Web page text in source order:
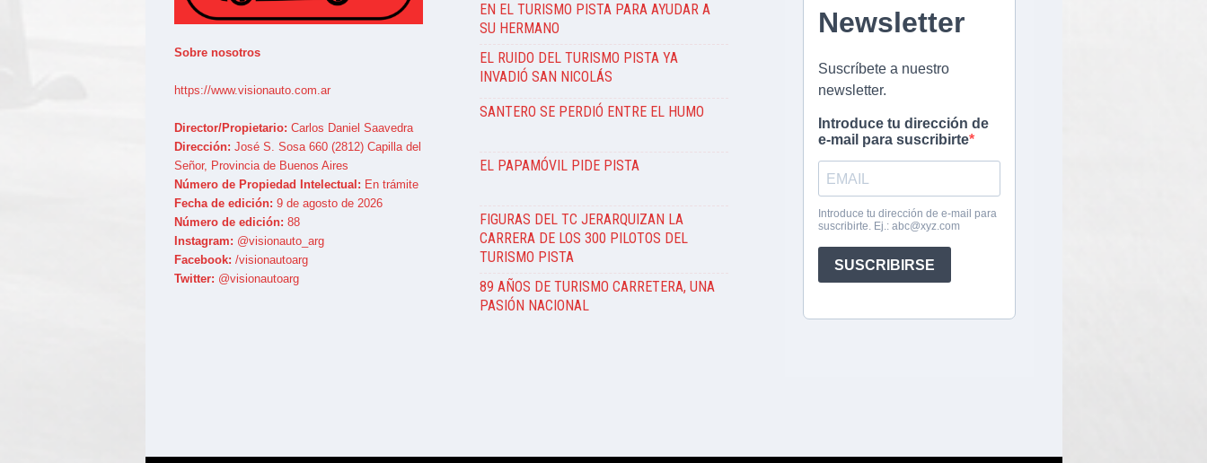
Sobre nosotros
https://www.visionauto.com.ar
Director/Propietario: Carlos Daniel Saavedra
Dirección: José S. Sosa 660 (2812) Capilla del
Señor, Provincia de Buenos Aires
Número de Propiedad Intelectual: En trámite
Fecha de edición: 9 de agosto de 2026
Número de edición: 88
Instagram: @visionauto_arg
Facebook: /visionautoarg
Twitter: @visionautoarg
EN EL TURISMO PISTA PARA AYUDAR A
SU HERMANO
EL RUIDO DEL TURISMO PISTA YA
INVADIÓ SAN NICOLÁS
SANTERO SE PERDIÓ ENTRE EL HUMO
EL PAPAMÓVIL PIDE PISTA
FIGURAS DEL TC JERARQUIZAN LA
CARRERA DE LOS 300 PILOTOS DEL
TURISMO PISTA
89 AÑOS DE TURISMO CARRETERA, UNA
PASIÓN NACIONAL